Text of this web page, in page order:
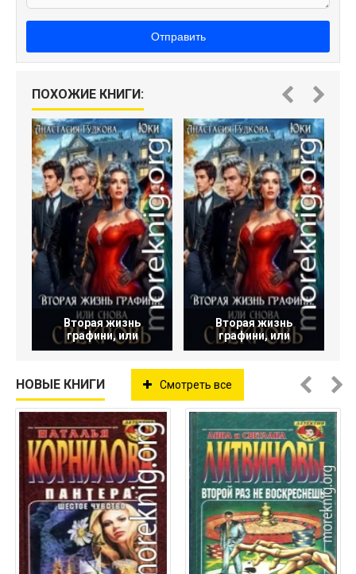
Отправить
ПОХОЖИЕ КНИГИ:
Вторая жизнь
графини, или
Вторая жизнь
графини, или
НОВЫЕ КНИГИ Смотреть все